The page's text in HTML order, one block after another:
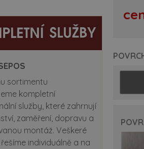
sortimentu
kompletní
služby, které zahrnují
zaměření, dopravu a
montáž. Veškeré
individuálně a na